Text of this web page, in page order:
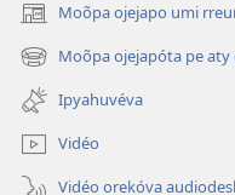
Moõpa ojejapo umi
(abre
una
nueva
ventana)
Moõpa ojejapóta pe
(abre
una
nueva
ventana)
Ipyahuvéva
Vidéo
Vidéo orekóva